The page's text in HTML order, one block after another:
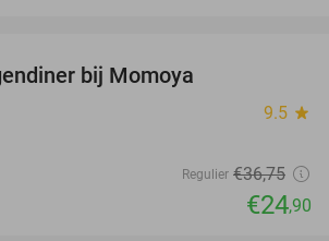
bij Momoya
9.5 star
Regulier €36,75
€24,90